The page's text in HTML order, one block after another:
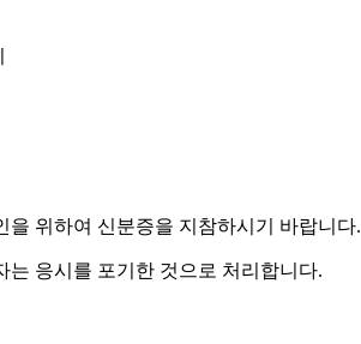
을 위하여 신분증을 지참하시기 바랍니다.
는 응시를 포기한 것으로 처리합니다.